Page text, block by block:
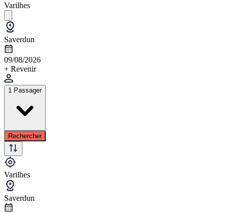
Varilhes
Saverdun
09/08/2026
+ Revenir
1 Passager
Rechercher
Varilhes
Saverdun